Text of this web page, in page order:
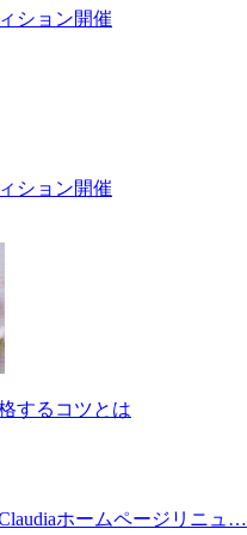
ション開催
ション開催
するコツとは
ホームページリニュ…